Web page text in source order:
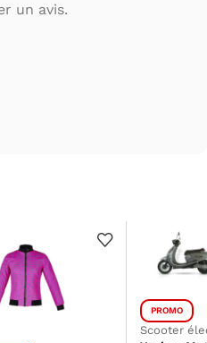
un avis.
PROMO
Scooter